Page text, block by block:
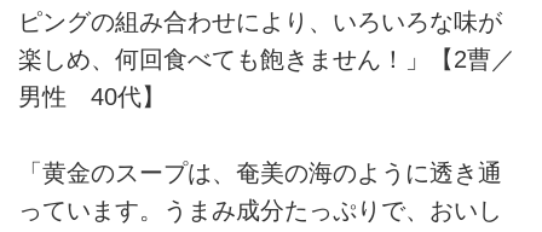
ピングの組み合わせにより、いろいろな味が
楽しめ、何回食べても飽きません！」【2曹／
男性 40代】
「黄金のスープは、奄美の海のように透き通
っています。うまみ成分たっぷりで、おいし